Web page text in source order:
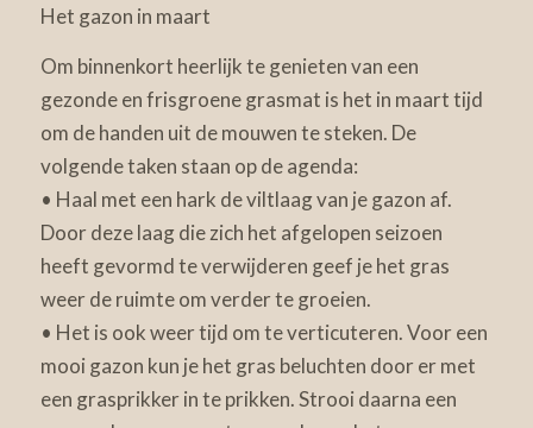
Het gazon in maart
Om binnenkort heerlijk te genieten van een
gezonde en frisgroene grasmat is het in maart tijd
om de handen uit de mouwen te steken. De
volgende taken staan op de agenda:
• Haal met een hark de viltlaag van je gazon af.
Door deze laag die zich het afgelopen seizoen
heeft gevormd te verwijderen geef je het gras
weer de ruimte om verder te groeien.
• Het is ook weer tijd om te verticuteren. Voor een
mooi gazon kun je het gras beluchten door er met
een grasprikker in te prikken. Strooi daarna een